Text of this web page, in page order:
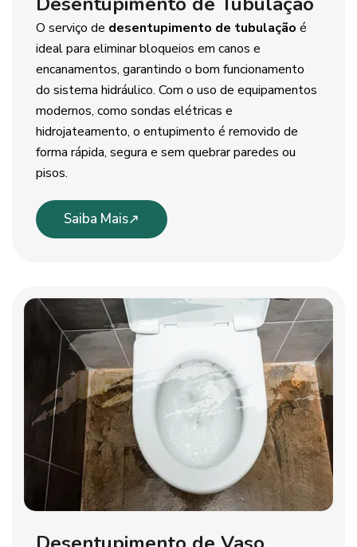
O serviço de desentupimento de tubulação é
ideal para eliminar bloqueios em canos e
encanamentos, garantindo o bom funcionamento
do sistema hidráulico. Com o uso de equipamentos
modernos, como sondas elétricas e
hidrojateamento, o entupimento é removido de
forma rápida, segura e sem quebrar paredes ou
pisos.
Saiba Mais